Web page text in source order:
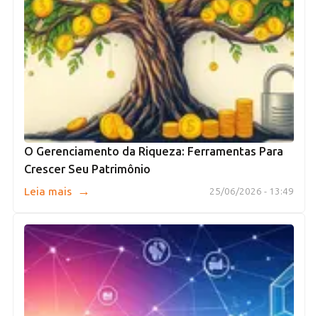
O Gerenciamento da Riqueza: Ferramentas Para
Crescer Seu Patrimônio
25/06/2026 - 13:49
Leia mais →